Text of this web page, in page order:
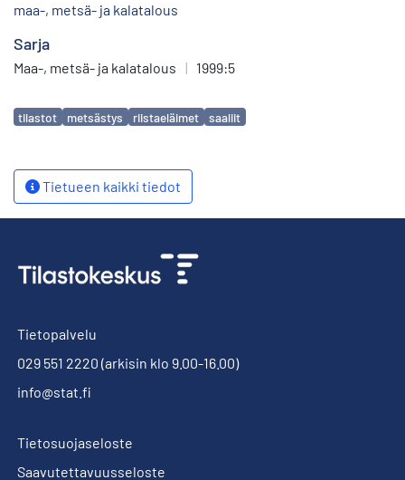
maa-, metsä- ja kalatalous
Sarja
Maa-, metsä- ja kalatalous | 1999:5
Avainsanat
tilastot metsästys riistaeläimet saaliit
Tietueen kaikki tiedot
Tietopalvelu
029 551 2220 (arkisin klo 9.00-16.00)
info@stat.fi
Tietosuojaseloste
Saavutettavuusseloste